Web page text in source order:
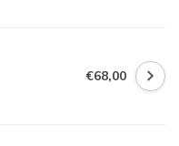
€68,00